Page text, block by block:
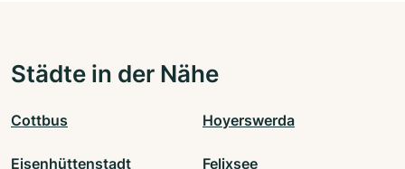
Städte in der Nähe
Cottbus Hoyerswerda
Eisenhüttenstadt Felixsee